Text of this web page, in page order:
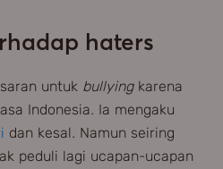
haters
untuk bullyingkarena
Indonesia. Ia mengaku
dan kesal. Namun seiring
peduli lagi ucapan-ucapan